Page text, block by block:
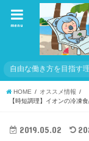
menu
自由な働き方を目指す
HOME
オススメ情報
【時短調理】イオンの冷凍
2019.05.02